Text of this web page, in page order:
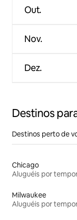
Out.
Nov.
Dez.
Destinos
Destinos perto de
Chicago
Aluguéis por
Milwaukee
Aluguéis por